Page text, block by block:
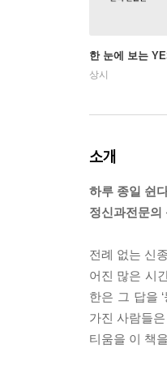
한 눈에 보는
상시
소개
하루 종일 쉰
정신과전문의
전례 없는 신
어진 많은 시
한은 그 답을
가진 사람들
티움을 이 책